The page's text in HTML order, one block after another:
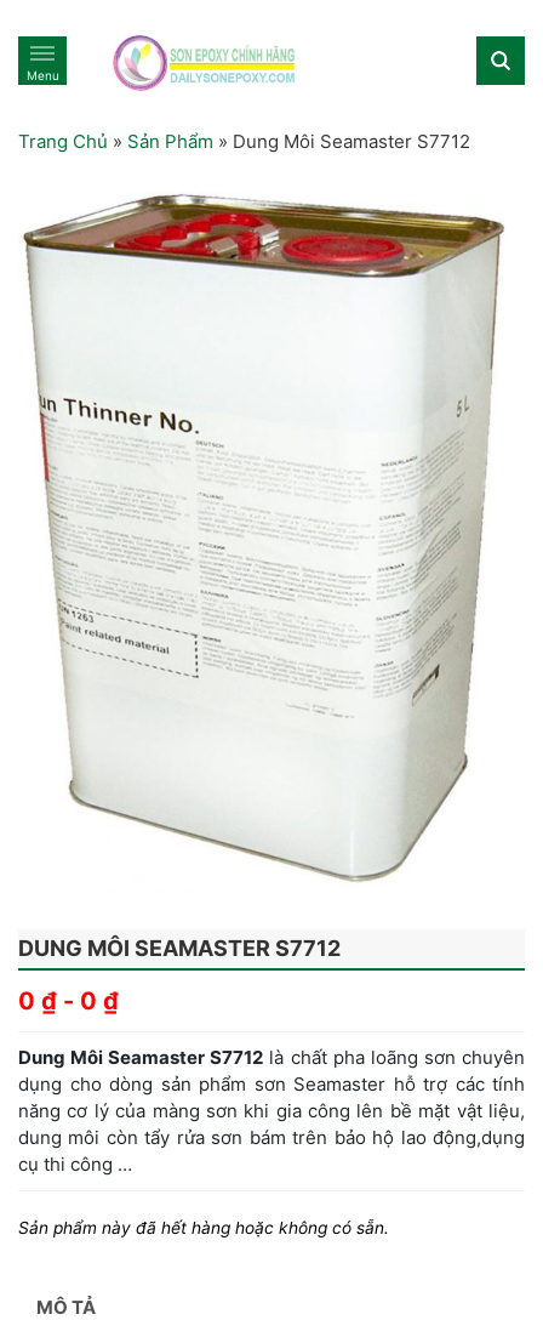
Menu
Trang Chủ » Sản Phẩm » Dung Môi Seamaster S7712
DUNG MÔI SEAMASTER S7712
0 ₫ - 0 ₫
Dung Môi Seamaster S7712 là chất pha loãng sơn chuyên
dụng cho dòng sản phẩm sơn Seamaster hỗ trợ các tính
năng cơ lý của màng sơn khi gia công lên bề mặt vật liệu,
dung môi còn tẩy rửa sơn bám trên bảo hộ lao động,dụng
cụ thi công …
Sản phẩm này đã hết hàng hoặc không có sẵn.
MÔ TẢ